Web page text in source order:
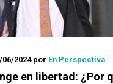
2024por En Perspectiva
en libertad: ¿Por